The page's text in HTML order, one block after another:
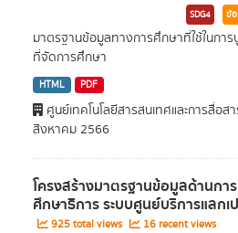
SDG4 ข้อ
มาตรฐานข้อมูลทางการศึกษาที่ใช้ในกา
ที่จัดการศึกษา
HTML PDF
ศูนย์เทคโนโลยีสารสนเทศและการสื่อส
สิงหาคม 2566
โครงสร้างมาตรฐานข้อมูลด้านกา
ศึกษาธิการ ระบบศูนย์บริการแลก
925 total views 16 recent views